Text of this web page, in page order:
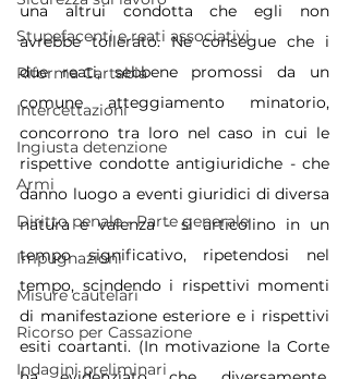
Stupefacenti e reati associativi
Riforma Cartabia
Intercettazioni
Ingiusta detenzione
Armi
Diritto penale - Parte generale
Impugnazioni
Misure cautelari
Ricorso per Cassazione
Indagini preliminari
una altrui condotta che egli non
avrebbe tollerato. Ne consegue che i
due reati, sebbene promossi da un
comune atteggiamento minatorio,
concorrono tra loro nel caso in cui le
rispettive condotte antigiuridiche - che
danno luogo a eventi giuridici di diversa
natura e valenza - si articolino in un
tempo significativo, ripetendosi nel
tempo, scindendo i rispettivi momenti
di manifestazione esteriore e i rispettivi
esiti coartanti. (In motivazione la Corte